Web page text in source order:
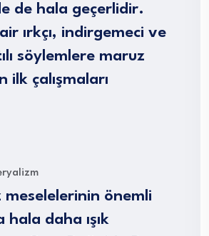
de hala geçerlidir.
ırkçı, indirgemeci ve
söylemlere maruz
ilk çalışmaları
meselelerinin önemli
hala daha ışık